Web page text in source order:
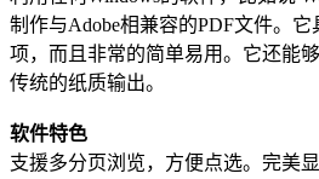
制作与Adobe相兼容的PDF文件。
项，而且非常的简单易用。它还能
传统的纸质输出。
软件特色
支援多分页浏览，方便点选。完美显